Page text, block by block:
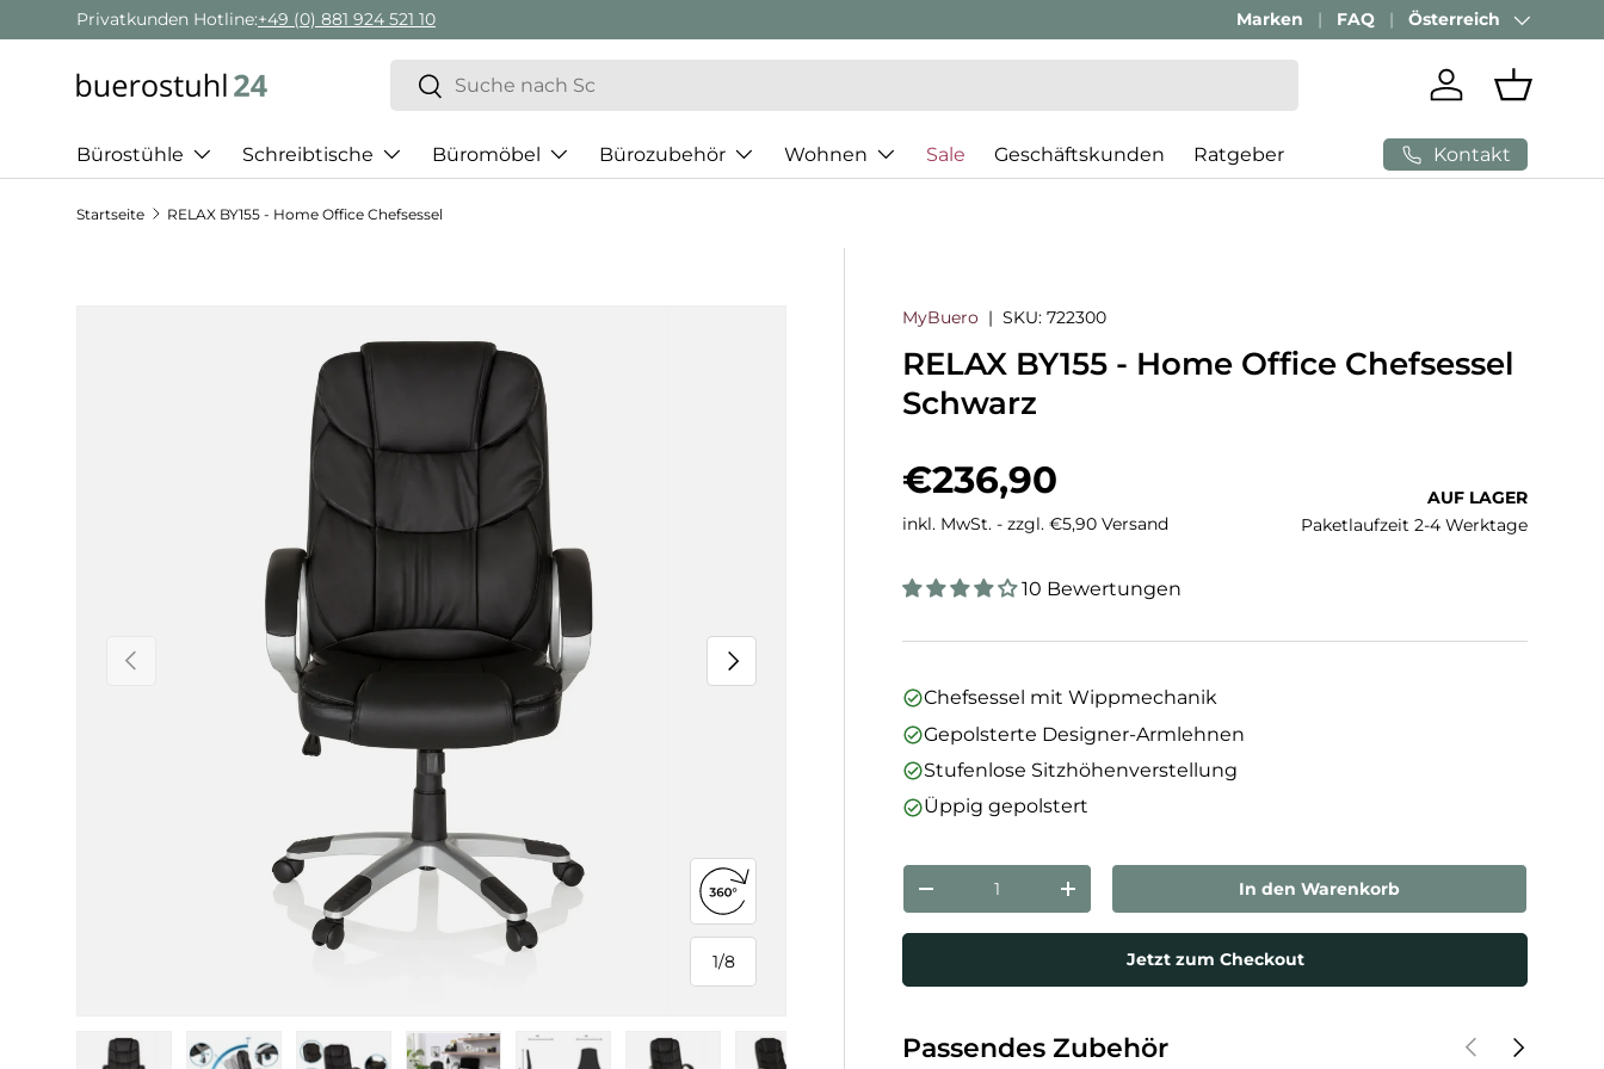
Direkt zum Inhalt
Privatkunden Hotline:+49 (0) 881 924 521 10 Marken FAQ Land/Region
Österreich
Suchen
Suchen
Einloggen
Bürostühle Schreibtische Büromöbel Bürozubehör Wohnen Sale Geschäftskunden Ratgeber Kontakt
Startseite RELAX BY155 - Home Office Chefsessel
Zu Produktinformationen springen
Vorherige
1/
von
8
Nächste
360°-Ansicht öffnen
MyBuero |SKU: 722300
RELAX BY155 - Home Office Chefsessel
Schwarz
Normaler Preis
€236,90
inkl. MwSt. - zzgl. €5,90 Versand
AUF LAGER
Paketlaufzeit 2-4 Werktage
10 Bewertungen
Chefsessel mit Wippmechanik
Gepolsterte Designer-Armlehnen
Stufenlose Sitzhöhenverstellung
Üppig gepolstert
Anzahl
Menge verringernMenge erhöhen In den Warenkorb
Jetzt zum Checkout
Passendes Zubehör VorherigeNächste